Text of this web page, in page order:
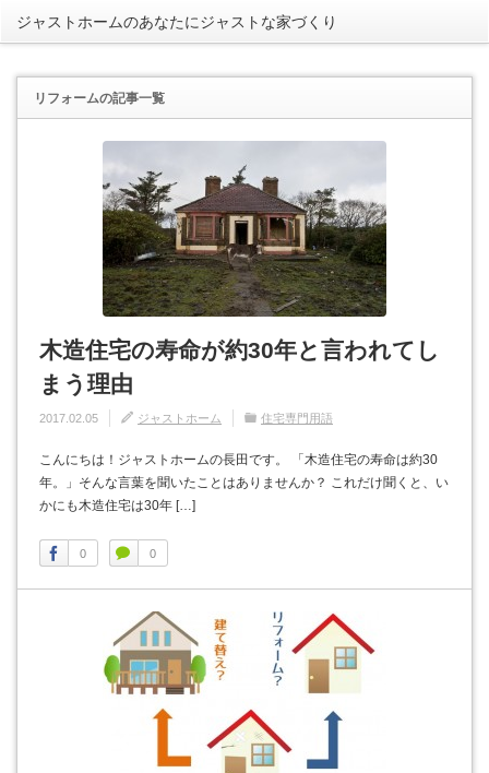
ジャストホームのあなたにジャストな家づくり
リフォームの記事一覧
木造住宅の寿命が約30年と言われてし
まう理由
2017.02.05 ジャストホーム 住宅専門用語
こんにちは！ジャストホームの長田です。 「木造住宅の寿命は約30
年。」そんな言葉を聞いたことはありませんか？ これだけ聞くと、い
かにも木造住宅は30年 […]
0 0